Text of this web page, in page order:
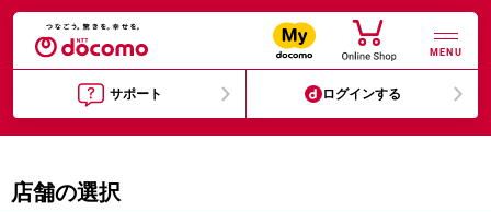
MENU
サポート ログインする
店舗の選択